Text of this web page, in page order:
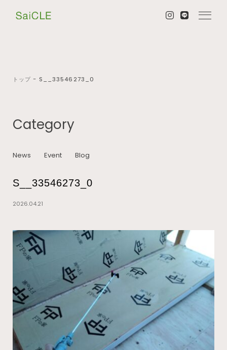
トップ − S__33546273_0
Category
News Event Blog
S__33546273_0
2026.04.21